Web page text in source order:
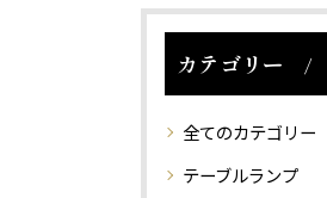
カテゴリー
全てのカテゴリー
テーブルランプ